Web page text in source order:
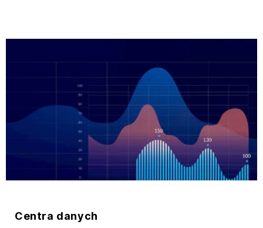
Centra danych